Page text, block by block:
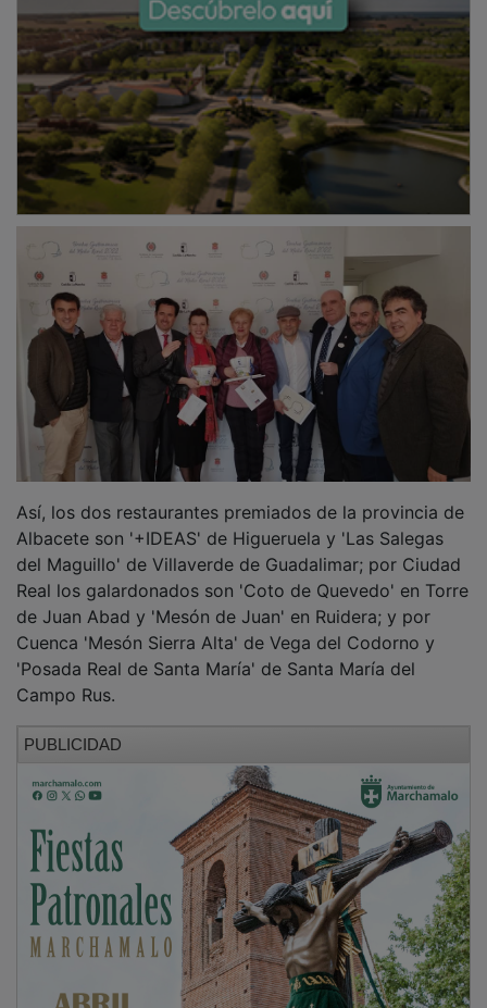
Albacete son '+IDEAS' de Higueruela y 'Las Salegas
del Maguillo' de Villaverde de Guadalimar; por Ciudad
Real los galardonados son 'Coto de Quevedo' en Torre
de Juan Abad y 'Mesón de Juan' en Ruidera; y por
Cuenca 'Mesón Sierra Alta' de Vega del Codorno y
'Posada Real de Santa María' de Santa María del
Campo Rus.